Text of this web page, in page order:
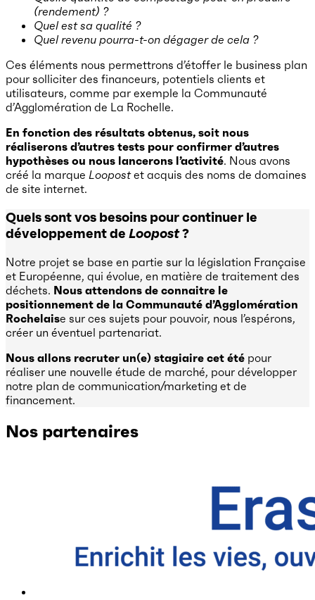
(rendement) ?
Quel est sa qualité ?
Quel revenu pourra-t-on dégager de cela ?
Ces éléments nous permettrons d’étoffer le business plan
pour solliciter des financeurs, potentiels clients et
utilisateurs, comme par exemple la Communauté
d’Agglomération de La Rochelle.
En fonction des résultats obtenus, soit nous
réaliserons d’autres tests pour confirmer d’autres
hypothèses ou nous lancerons l’activité. Nous avons
créé la marque Loopostet acquis des noms de domaines
de site internet.
Quels sont vos besoins pour continuer le
développement de Loopost?
Notre projet se base en partie sur la législation Française
et Européenne, qui évolue, en matière de traitement des
déchets. Nous attendons de connaitre le
positionnement de la Communauté d’Agglomération
Rochelaise sur ces sujets pour pouvoir, nous l’espérons,
créer un éventuel partenariat.
Nous allons recruter un(e) stagiaire cet été pour
réaliser une nouvelle étude de marché, pour développer
notre plan de communication/marketing et de
financement.
Nos partenaires